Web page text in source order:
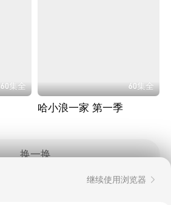
60集全 60集全
哈小浪一家 第一季
换一换
继续使用浏览器